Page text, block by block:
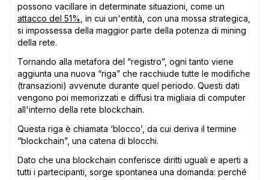
possono vacillare in determinate situazioni, come un
attacco del 51% , in cui un'entità, con una mossa strategica,
si impossessa della maggior parte della potenza di mining
della rete.
Tornando alla metafora del “registro”, ogni tanto viene
aggiunta una nuova “riga” che racchiude tutte le modifiche
(transazioni) avvenute durante quel periodo. Questi dati
vengono poi memorizzati e diffusi tra migliaia di computer
all'interno della rete blockchain.
Questa riga è chiamata ‘blocco’, da cui deriva il termine
“blockchain”, una catena di blocchi.
Dato che una blockchain conferisce diritti uguali e aperti a
tutti i partecipanti, sorge spontanea una domanda: perché